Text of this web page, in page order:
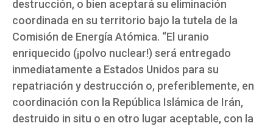
destrucción, o bien aceptará su eliminación
coordinada en su territorio bajo la tutela de la
Comisión de Energía Atómica. “El uranio
enriquecido (¡polvo nuclear!) será entregado
inmediatamente a Estados Unidos para su
repatriación y destrucción o, preferiblemente, en
coordinación con la República Islámica de Irán,
destruido in situ o en otro lugar aceptable, con la